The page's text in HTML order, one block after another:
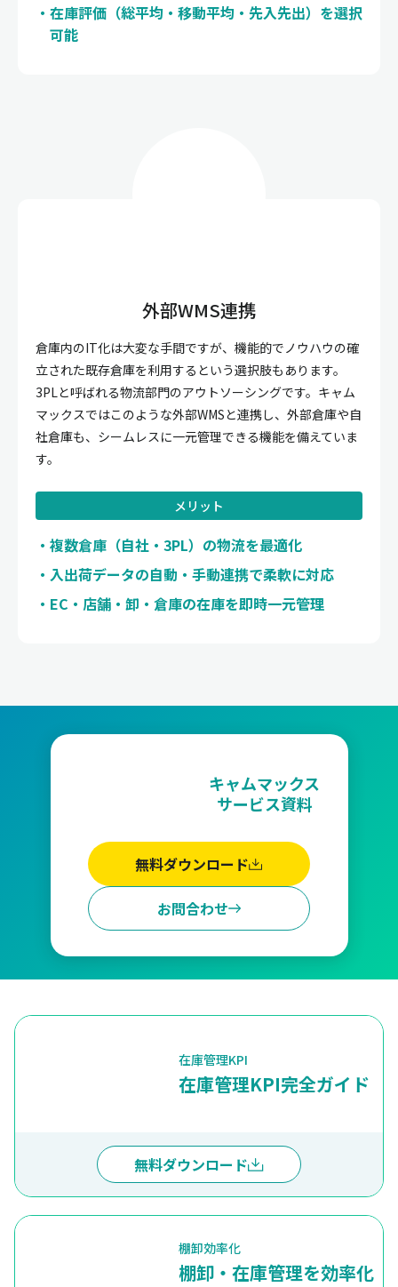
在庫評価（総平均・移動平均・先入先出）を選択
可能
外部WMS連携
倉庫内のIT化は大変な手間ですが、機能的でノウハウの確
立された既存倉庫を利用するという選択肢もあります。
3PLと呼ばれる物流部門のアウトソーシングです。キャム
マックスではこのような外部WMSと連携し、外部倉庫や自
社倉庫も、シームレスに一元管理できる機能を備えていま
す。
メリット
複数倉庫（自社・3PL）の物流を最適化
入出荷データの自動・手動連携で柔軟に対応
EC・店舗・卸・倉庫の在庫を即時一元管理
キャムマックス
サービス資料
お問合わせ
無料ダウンロード
在庫管理KPI
在庫管理KPI完全ガイド
無料ダウンロード
棚卸効率化
棚卸・在庫管理を効率化